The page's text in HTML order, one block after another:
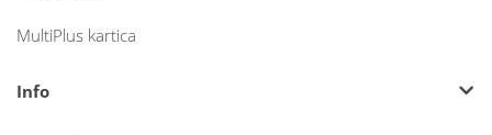
MultiPlus kartica
Info